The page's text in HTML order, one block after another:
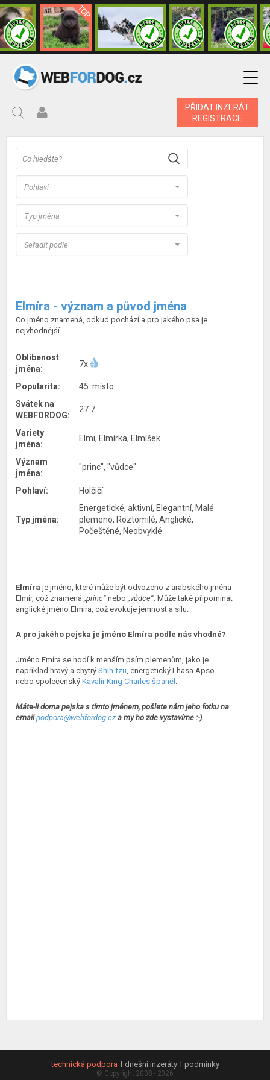
PŘIDAT INZERÁT
REGISTRACE
Pohlaví
Typ jména
Seřadit podle
Elmíra - význam a původ jména
Co jméno znamená, odkud pochází a pro jakého psa je
nejvhodnější
Oblíbenost
jména:
7x
Popularita:
45. místo
Svátek na
WEBFORDOG:
27.7.
Variety
jména:
Elmi, Elmírka, Elmíšek
Význam
jména:
"princ", "vůdce"
Pohlaví: Holčičí
Typ jména:
Energetické, aktivní, Elegantní, Malé
plemeno, Roztomilé, Anglické,
Počeštěné, Neobvyklé
Elmíra je jméno, které může být odvozeno z arabského jména
Elmir, což znamená „princ“ nebo „vůdce“. Může také připomínat
anglické jméno Elmira, což evokuje jemnost a sílu.
A pro jakého pejska je jméno Elmíra podle nás vhodné?
Jméno Emíra se hodí k menším psím plemenům, jako je
například hravý a chytrý Shih-tzu, energetický Lhasa Apso
nebo společenský Kavalír King Charles španěl .
Máte-li doma pejska s tímto jménem, pošlete nám jeho fotku na
emailpodpora@webfordog.cz a my ho zde vystavíme :-).
technická podpora dnešní inzeráty podmínky
© Copyright 2008 - 2026